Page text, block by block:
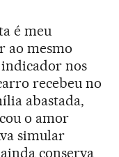
é meu
ao mesmo
nos
recebeu no
abastada,
o amor
simular
conserva